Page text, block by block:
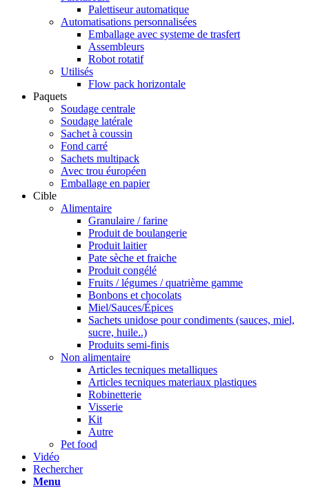
Palettiseur automatique
Automatisations personnalisées
Emballage avec systeme de trasfert
Assembleurs
Robot rotatif
Utilisés
Flow pack horizontale
Paquets
Soudage centrale
Soudage latérale
Sachet à coussin
Fond carré
Sachets multipack
Avec trou éuropéen
Emballage en papier
Cible
Alimentaire
Granulaire / farine
Produit de boulangerie
Produit laitier
Pate sèche et fraiche
Produit congélé
Fruits / légumes / quatrième gamme
Bonbons et chocolats
Miel/Sauces/Épices
Sachets unidose pour condiments (sauces, miel,
sucre, huile..)
Produits semi-finis
Non alimentaire
Articles tecniques metalliques
Articles tecniques materiaux plastiques
Robinetterie
Visserie
Kit
Autre
Pet food
Vidéo
Rechercher
Menu